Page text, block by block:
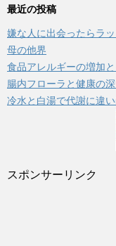
ゴ
ー
最近の投稿
嫌な人に出会ったらラ
母の他界
食品アレルギーの増加
腸内フローラと健康の
冷水と白湯で代謝に違
スポンサーリンク